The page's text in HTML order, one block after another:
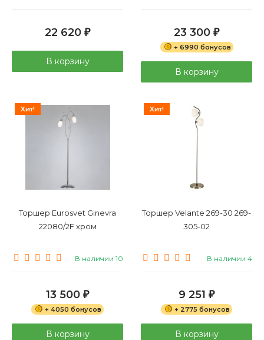
22 620 ₽
В корзину
23 300 ₽
+ 6990 бонусов
В корзину
Хит!
Торшер Eurosvet Ginevra
22080/2F хром
В наличии 10
13 500 ₽
+ 4050 бонусов
В корзину
Хит!
Торшер Velante 269-30 269-
305-02
В наличии 4
9 251 ₽
+ 2775 бонусов
В корзину